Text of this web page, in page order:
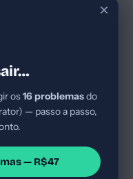
×
os16 problemasdo
— passo a passo,
— R$47
de desenvolvimento de
tech, público-alvo
teams)
software/IA para aplicações
web